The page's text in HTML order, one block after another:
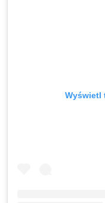
Wyświetl